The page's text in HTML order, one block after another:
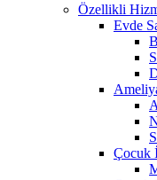
Özellikli
Evde
Çocuk